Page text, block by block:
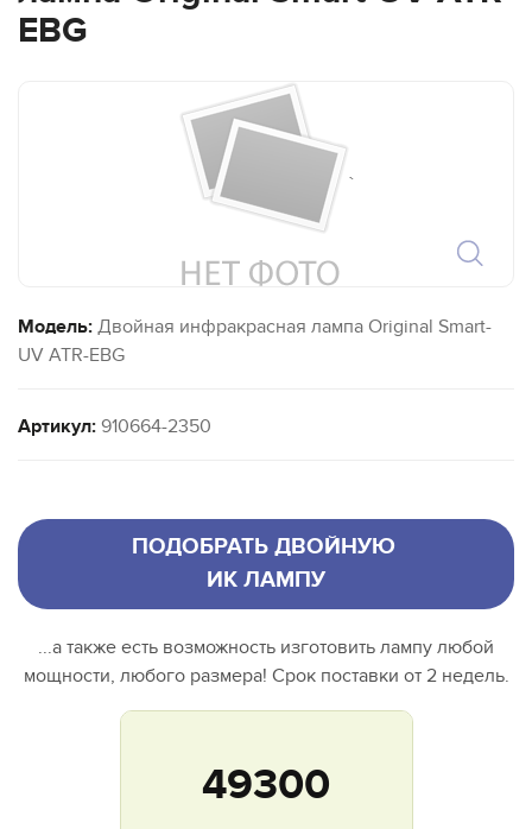
EBG
`
Модель: Двойная инфракрасная лампа Original Smart-
UV ATR-EBG
Артикул: 910664-2350
ПОДОБРАТЬ ДВОЙНУЮ
ИК ЛАМПУ
...а также есть возможность изготовить лампу любой
мощности, любого размера! Срок поставки от 2 недель.
49300